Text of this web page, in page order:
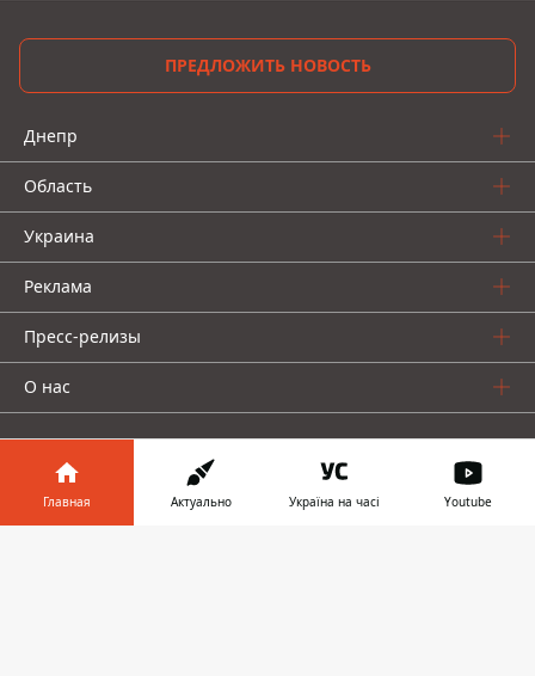
ПРЕДЛОЖИТЬ НОВОСТЬ
Днепр
Область
Украина
Реклама
Пресс-релизы
О нас
Главная Актуально Україна на часі Youtube